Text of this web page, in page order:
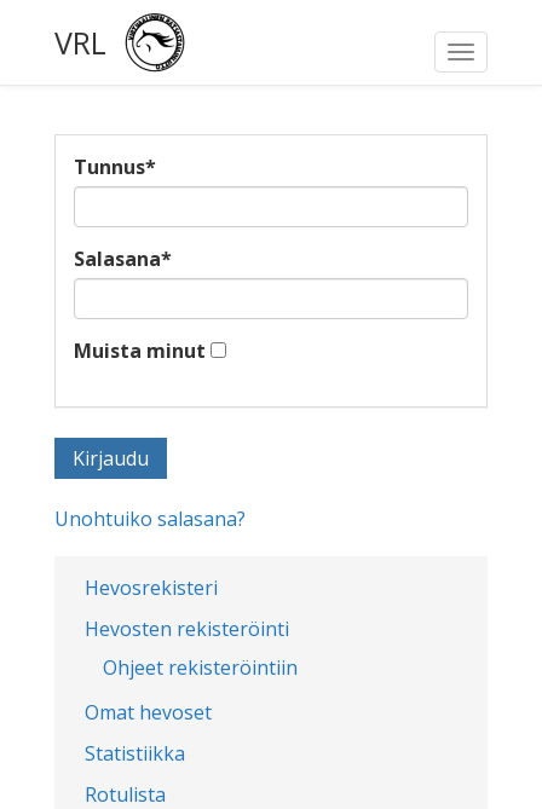
Toggle
VRL
Hevosrekisteri
Hevosten rekisteröinti
Ohjeet rekisteröintiin
Omat hevoset
Statistiikka
Rotulista
Tunnus*
Salasana*
Muista minut
Unohtuiko salasana?